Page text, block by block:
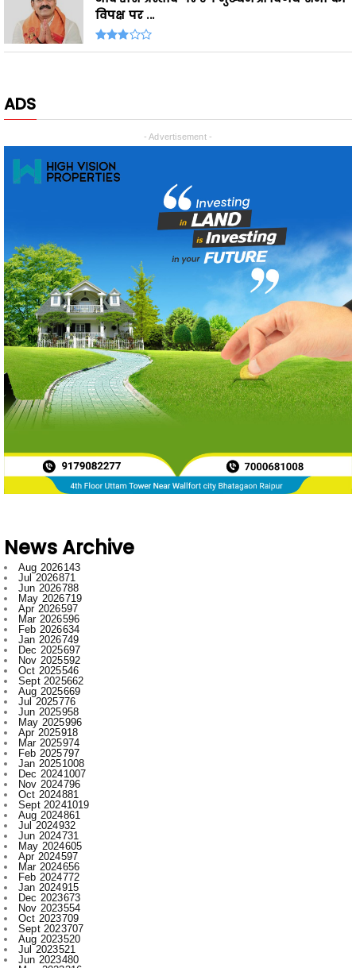
ADS
News Archive
Jun 2026
788
May 2026719
Apr 2026597
Mar 2026596
Feb 2026634
Jan 2026749
Dec 2025697
Nov 2025592
Oct 2025546
Sept 2025662
Aug 2025669
Jul 2025776
Jun 2025958
May 2025996
Apr 2025918
Mar 2025974
Feb 2025797
Jan 20251008
Dec 20241007
Nov 2024796
Oct 2024881
Sept 20241019
Aug 2024861
Jul 2024932
Jun 2024731
May 2024605
Apr 2024597
Mar 2024656
Feb 2024772
Jan 2024915
Dec 2023673
Nov 2023554
Oct 2023709
Sept 2023707
Aug 2023520
Jul 2023521
Jun 2023480
May 2023316
Apr 2023522
Mar 2023593
Feb 2023607